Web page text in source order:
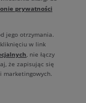
prywatności
jego otrzymania.
w link
, nie łączy
że zapisując się
marketingowych.